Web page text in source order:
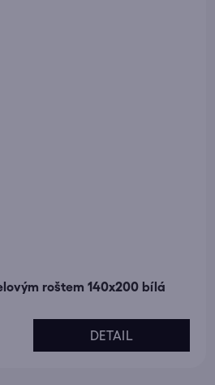
roštem 140x200 bílá
DETAIL